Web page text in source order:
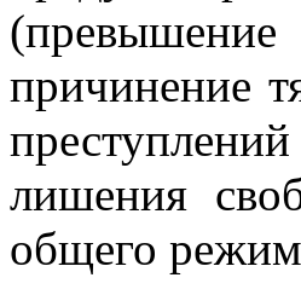
причинение
лишения
общего